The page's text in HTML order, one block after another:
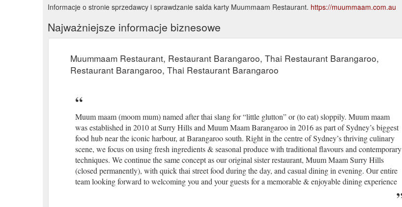
Informacje o stronie sprzedawcy i sprawdzanie salda karty Muummaam Restaurant. https://muummaam.com.au
Najważniejsze informacje biznesowe
Muummaam Restaurant, Restaurant Barangaroo, Thai Restaurant Barangaroo,
Restaurant Barangaroo, Thai Restaurant Barangaroo
Muum maam (moom mum) named after thai slang for “little glutton” or (to eat) sloppily. Muum maam
was established in 2010 at Surry Hills and Muum Maam Barangaroo in 2016 as part of Sydney’s biggest
food hub near the iconic harbour, at Barangaroo south. Right in the centre of Sydney’s thriving culinary
scene, we focus on using fresh ingredients & seasonal produce with traditional flavours and contemporary
techniques. We continue the same concept as our original sister restaurant, Muum Maam Surry Hills
(closed permanently), with quick thai street food during the day, and casual dining in evening. Our entire
team looking forward to welcoming you and your guests for a memorable & enjoyable dining experience